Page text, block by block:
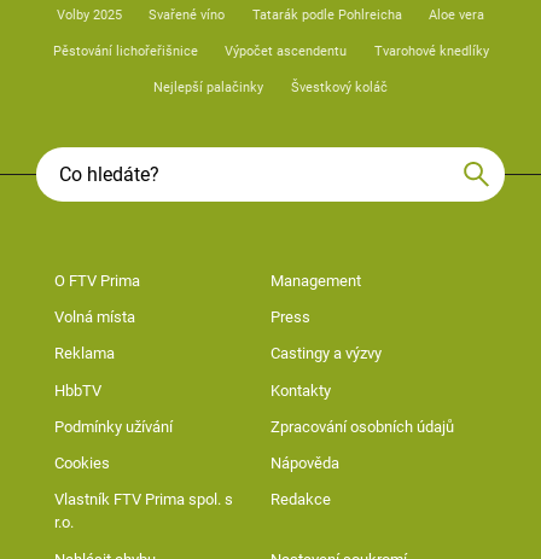
Volby 2025 Svařené víno Tatarák podle Pohlreicha Aloe vera
Pěstování lichořeřišnice Výpočet ascendentu Tvarohové knedlíky
Nejlepší palačinky Švestkový koláč
O FTV Prima Management
Volná místa Press
Reklama Castingy a výzvy
HbbTV Kontakty
Podmínky užívání Zpracování osobních údajů
Cookies Nápověda
Vlastník FTV Prima spol. s
r.o.
Redakce